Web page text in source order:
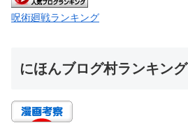
呪術廻戦ランキング
にほんブログ村ランキング